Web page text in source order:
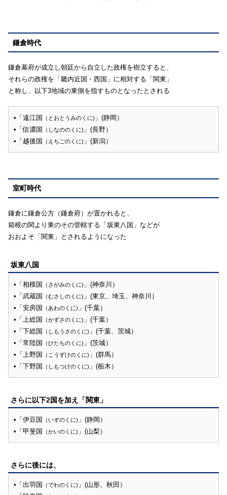
鎌倉時代
鎌倉幕府が成立し朝廷から自立した政権を樹立すると、
それらの政権を「畿内近国・西国」に相対する「関東」
と称し、以下3地域の東側を指すものとなったとされる
•「遠江国 （とおとうみのくに) 」(静岡）
•「信濃国 （しなののくに) 」(長野）
•「越後国 （えちごのくに) 」(新潟）
室町時代
鎌倉に鎌倉公方（鎌倉府）が置かれると、
箱根の関より東のその管轄する「坂東八国」などが
おおよそ「関東」とされるようになった
坂東八国
•「相模国 （さがみのくに) 」(神奈川）
•「武蔵国
（むさしのくに) 」(東京、埼玉、神奈川）
•「安房国
（あわのくに) 」(千葉）
•「上総国
（かずさのくに) 」(千葉）
•「下総国
（しもうさのくに) 」(千葉、茨城）
•「常陸国
（ひたちのくに) 」(茨城）
•「上野国
（こうずけのくに) 」(群馬）
•「下野国
（しもつけのくに) 」(栃木）
さらに以下2国を加え「関東」
•「伊豆国 （いずのくに) 」(静岡）
•「甲斐国
（かいのくに) 」(山梨）
さらに後には、
•「出羽国 （でわのくに) 」(山形、秋田）